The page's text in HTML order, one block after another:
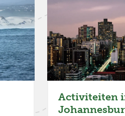
Activiteiten